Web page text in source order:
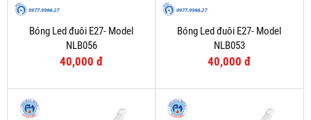
Bóng Led đuôi E27- Model
NLB056
40,000 đ
Bóng Led đuôi E27- Model
NLB053
40,000 đ